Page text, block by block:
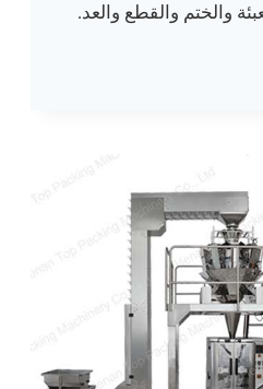
والختم والقطع والعد.